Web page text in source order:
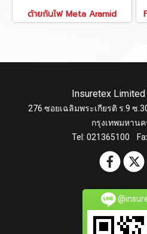
ด้ายกันไฟ Meta Aramid
Insuretex
276 ซอยเฉลิมพระเกียรติ ร.9 ซ
กรุงเทพมหานค
Tel: 021365100